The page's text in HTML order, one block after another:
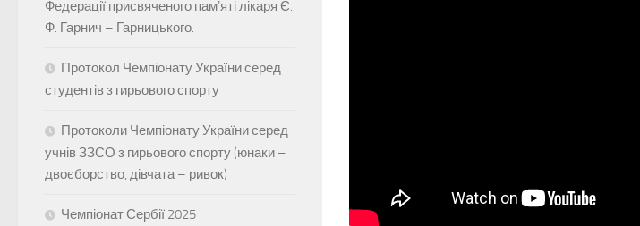
Федерації присвяченого памʼяті лікаря Є.
Ф. Гарнич – Гарницького.
Протокол Чемпіонату України серед
студентів з гирьового спорту
Протоколи Чемпіонату України серед
учнів ЗЗСО з гирьового спорту (юнаки –
двоєборство, дівчата – ривок)
Чемпіонат Сербії 2025